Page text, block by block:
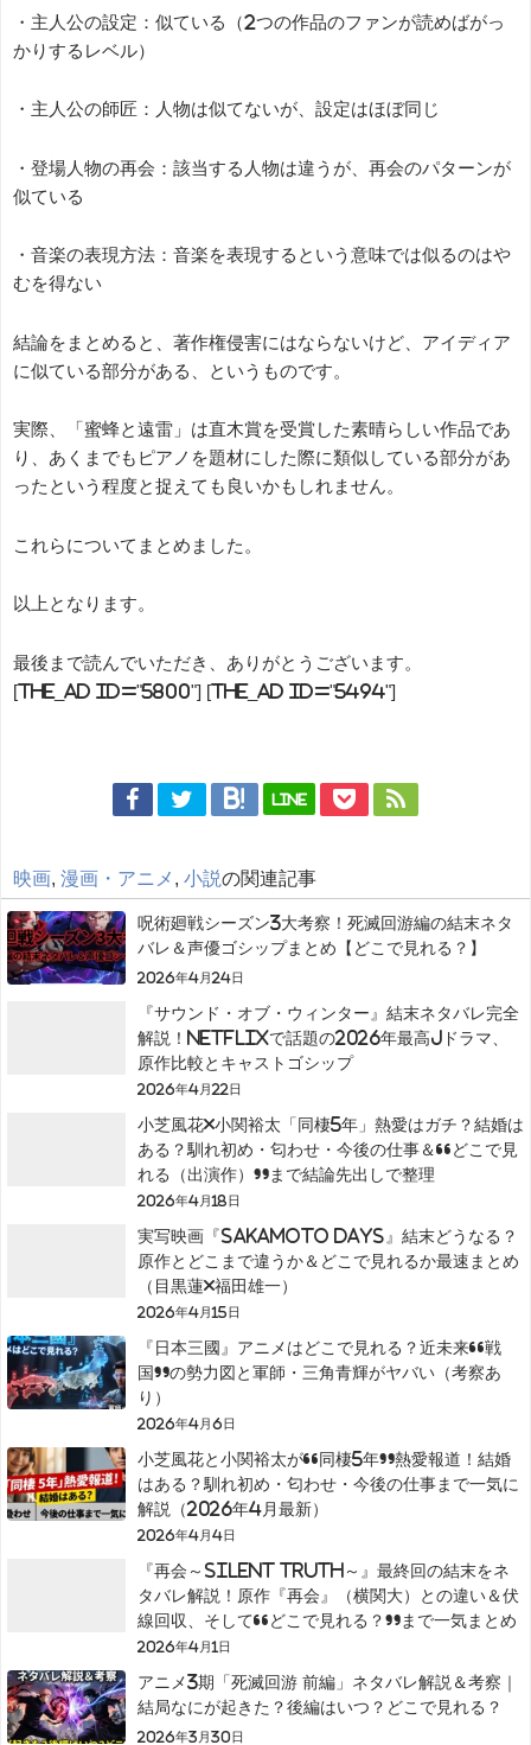
・主人公の設定：似ている（2つの作品のファンが読めばがっ
かりするレベル）
・主人公の師匠：人物は似てないが、設定はほぼ同じ
・登場人物の再会：該当する人物は違うが、再会のパターンが
似ている
・音楽の表現方法：音楽を表現するという意味では似るのはや
むを得ない
結論をまとめると、著作権侵害にはならないけど、アイディア
に似ている部分がある、というものです。
実際、「蜜蜂と遠雷」は直木賞を受賞した素晴らしい作品であ
り、あくまでもピアノを題材にした際に類似している部分があ
ったという程度と捉えても良いかもしれません。
これらについてまとめました。
以上となります。
最後まで読んでいただき、ありがとうございます。
[the_ad id="5800"] [the_ad id="5494"]
LINE
映画 漫画・アニメ 小説の関連記事
呪術廻戦シーズン3大考察！死滅回游編の結末ネタ
バレ＆声優ゴシップまとめ【どこで見れる？】
2026年4月24日
『サウンド・オブ・ウィンター』結末ネタバレ完全
解説！Netflixで話題の2026年最高Jドラマ、
原作比較とキャストゴシップ
2026年4月22日
小芝風花×小関裕太「同棲5年」熱愛はガチ？結婚は
ある？馴れ初め・匂わせ・今後の仕事＆“どこで見
れる（出演作）”まで結論先出しで整理
2026年4月18日
実写映画『SAKAMOTO DAYS』結末どうなる？
原作とどこまで違うか＆どこで見れるか最速まとめ
（目黒蓮×福田雄一）
2026年4月15日
『日本三國』アニメはどこで見れる？近未来“戦
国”の勢力図と軍師・三角青輝がヤバい（考察あ
り）
2026年4月6日
小芝風花と小関裕太が“同棲5年”熱愛報道！結婚
はある？馴れ初め・匂わせ・今後の仕事まで一気に
解説（2026年4月最新）
2026年4月4日
『再会～Silent Truth～』最終回の結末をネ
タバレ解説！原作『再会』（横関大）との違い＆伏
線回収、そして“どこで見れる？”まで一気まとめ
2026年4月1日
アニメ3期「死滅回游 前編」ネタバレ解説＆考察｜
結局なにが起きた？後編はいつ？どこで見れる？
2026年3月30日